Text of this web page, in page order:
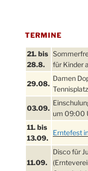
TERMINE
21. bis
28.8.
für Kinder
29.08.
Damen
Tennisplatz
03.09.
um 09:00
11. bis
13.09.
Erntefest
11.09.
Disco für